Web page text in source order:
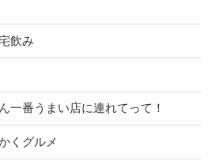
飲み
一番うまい店に連れてって！
くグルメ